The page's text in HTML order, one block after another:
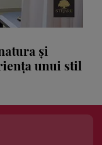
și
unui stil